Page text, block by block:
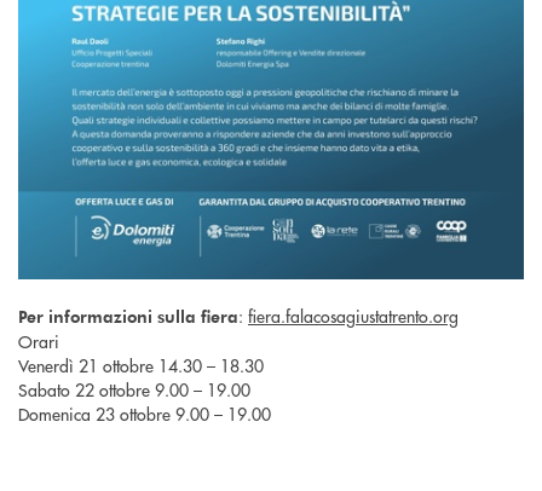
Per informazioni sulla fiera: fiera.falacosagiustatrento.org
Orari
Venerdì 21 ottobre 14.30 – 18.30
Sabato 22 ottobre 9.00 – 19.00
Domenica 23 ottobre 9.00 – 19.00